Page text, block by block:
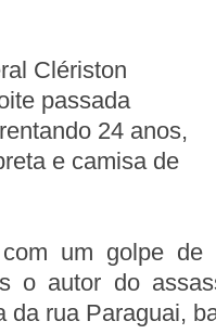
Clériston
passada
24 anos,
e camisa de
um golpe de
o autor do
da rua Paraguai,